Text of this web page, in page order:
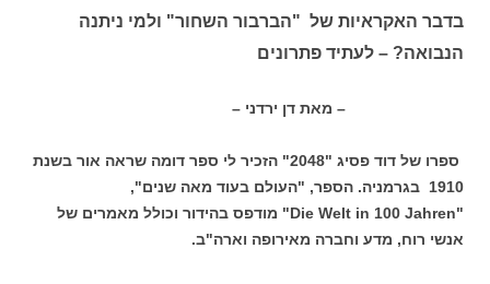
בדבר האקראיות של "הברבור השחור" ולמי ניתנה
הנבואה? – לעתיד פתרונים
– מאת דן ירדני –
ספרו של דוד פסיג "2048" הזכיר לי ספר דומה שראה אור בשנת
1910 בגרמניה. הספר, "העולם בעוד מאה שנים",
"Die Welt in 100 Jahren" מודפס בהידור וכולל מאמרים של
אנשי רוח, מדע וחברה מאירופה וארה"ב.